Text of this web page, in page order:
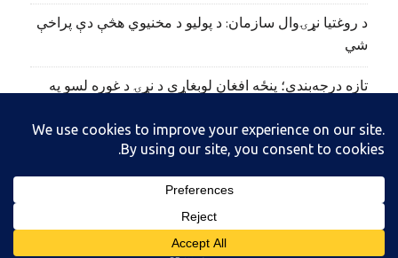
د روغتیا نړۍوال سازمان: د پولیو د مخنیوي هڅې دې پراخې
شي
تازه درجه‌بندي؛ پنځه افغان لوبغاړي د نړۍ د غوره لسو په